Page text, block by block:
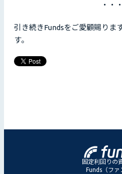
・・・
引き続きFundsをご愛顧賜りま
す。
固定利回りの
Funds（ファ